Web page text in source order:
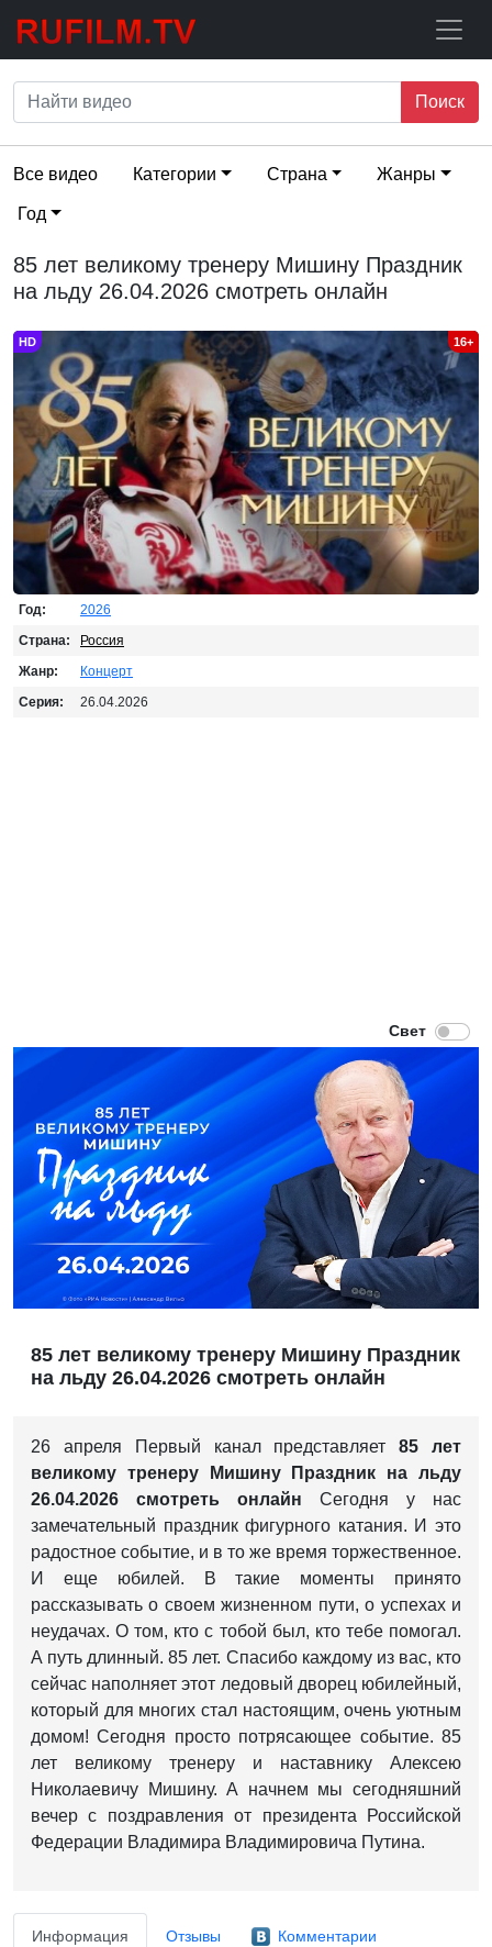
Поиск
Все видео Категории Страна Жанры
Год
85 лет великому тренеру Мишину Праздник
на льду 26.04.2026 смотреть онлайн
HD 16+
Год:
2026
Страна:
Россия
Жанр:
Концерт
Серия:
26.04.2026
85 лет великому тренеру Мишину Праздник
на льду 26.04.2026 смотреть онлайн
26 апреля Первый канал представляет85 лет
великому тренеру Мишину Праздник на льду
26.04.2026 смотреть онлайн
Сегодня у нас
замечательный праздник фигурного катания. И это
радостное событие, и в то же время торжественное.
И еще юбилей.
В такие моменты принято
рассказывать о своем жизненном пути, о успехах и
неудачах.О том, кто с тобой был, кто тебе помогал.
А путь длинный.85 лет. Спасибо каждому из вас, кто
сейчас наполняет этот ледовый дворец юбилейный,
который для многих стал настоящим, очень уютным
домом!Сегодня просто потрясающее событие.85
лет великому тренеру и наставнику Алексею
Николаевичу Мишину.А начнем мы сегодняшний
вечер с поздравления от президента Российской
Федерации Владимира Владимировича Путина.
Информация Отзывы Комментарии